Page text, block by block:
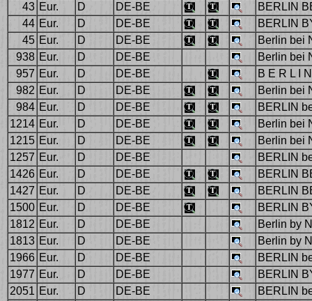
43 Eur. D DE-BE
BERLIN
44 Eur. D DE-BE
BERLIN
45 Eur. D DE-BE
Berlin bei
938 Eur. D DE-BE
Berlin bei
957 Eur. D DE-BE
B E R L I
982 Eur. D DE-BE
Berlin bei
984 Eur. D DE-BE
BERLIN
1214 Eur. D DE-BE
Berlin bei
1215 Eur. D DE-BE
Berlin bei
1257 Eur. D DE-BE
BERLIN
1426 Eur. D DE-BE
BERLIN
1427 Eur. D DE-BE
BERLIN
1500 Eur. D DE-BE
BERLIN
1812 Eur. D DE-BE
Berlin by
1813 Eur. D DE-BE
Berlin by
1966 Eur. D DE-BE
BERLIN
1977 Eur. D DE-BE
BERLIN
2051 Eur. D DE-BE
BERLIN